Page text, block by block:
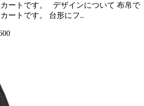
ートです。 デザインについて 布帛で
ートです。 台形にフ..